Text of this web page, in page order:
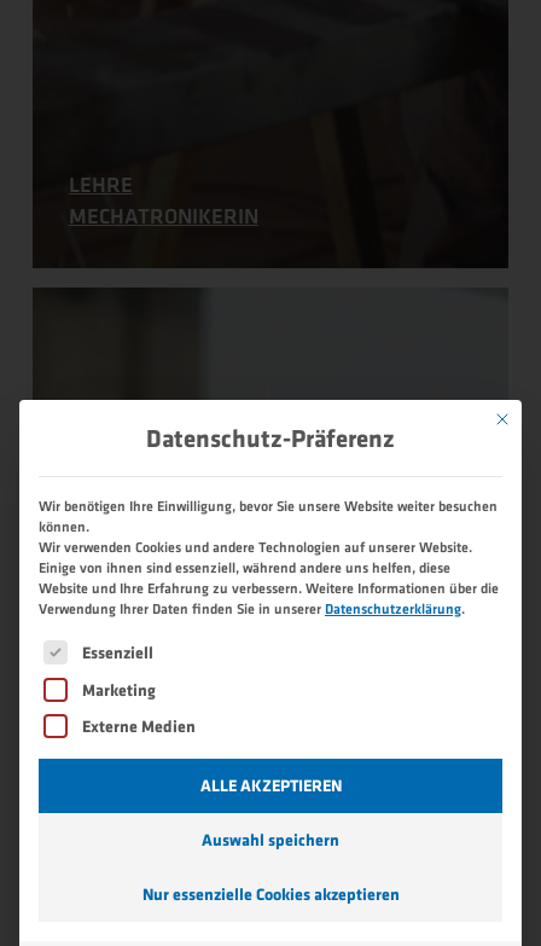
LEHRE
MECHATRONIKERIN
–
Mit
Datenschutz-Präferenz
Wir benötigen Ihre Einwilligung, bevor Sie unsere Website weiter besuchen
können.
Wir verwenden Cookies und andere Technologien auf unserer Website.
Einige von ihnen sind essenziell, während andere uns helfen, diese
Website und Ihre Erfahrung zu verbessern.Weitere Informationen über die
Verwendung Ihrer Daten finden Sie in unsererDatenschutzerklärung.
Es folgt eine Liste der Service-Gruppen, für die eine
Essenziell
Marketing
Externe Medien
ALLE AKZEPTIEREN
Auswahl speichern
Nur essenzielle Cookies akzeptieren